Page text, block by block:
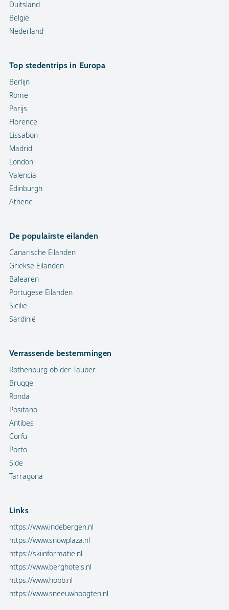
Duitsland
België
Nederland
Top stedentrips in Europa
Berlijn
Rome
Parijs
Florence
Lissabon
Madrid
London
Valencia
Edinburgh
Athene
De populairste eilanden
Canarische Eilanden
Griekse Eilanden
Balearen
Portugese Eilanden
Sicilië
Sardinië
Verrassende bestemmingen
Rothenburg ob der Tauber
Brugge
Ronda
Positano
Antibes
Corfu
Porto
Side
Tarragona
Links
https://www.indebergen.nl
https://www.snowplaza.nl
https://skiinformatie.nl
https://www.berghotels.nl
https://www.hobb.nl
https://www.sneeuwhoogten.nl